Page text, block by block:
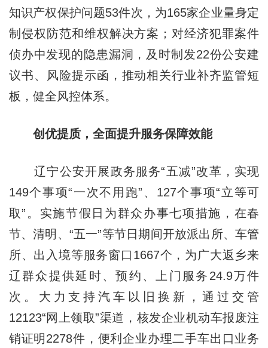
知识产权保护问题53件次，为165家企业量身定
制侵权防范和维权解决方案；对经济犯罪案件
侦办中发现的隐患漏洞，及时制发22份公安建
议书、风险提示函，推动相关行业补齐监管短
板，健全风控体系。
创优提质，全面提升服务保障效能
辽宁公安开展政务服务“五减”改革，实现
149个事项“一次不用跑”、127个事项“立等可
取”。实施节假日为群众办事七项措施，在春
节、清明、“五一”等节日期间开放派出所、车管
所、出入境等服务窗口1667个，为广大返乡来
辽群众提供延时、预约、上门服务24.9万件
次。大力支持汽车以旧换新，通过交管
12123“网上领取”渠道，核发企业机动车报废注
销证明2278件，便利企业办理二手车出口业务